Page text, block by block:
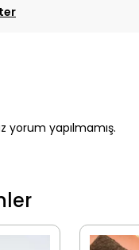
yorum yapılmamış.